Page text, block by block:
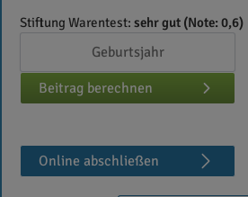
Stiftung Warentest: sehr gut (Note: 0,6)
Beitrag berechnen
Online abschließen